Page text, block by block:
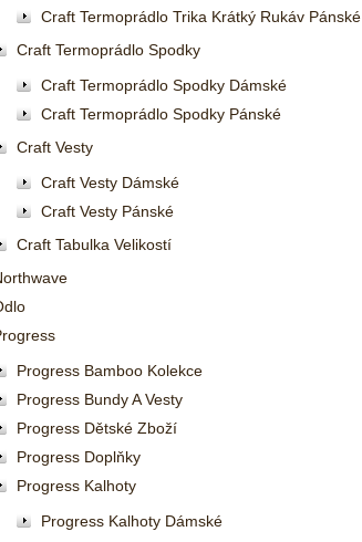
Craft Termoprádlo Trika Krátký Rukáv Pánské
Craft Termoprádlo Spodky
Craft Termoprádlo Spodky Dámské
Craft Termoprádlo Spodky Pánské
Craft Vesty
Craft Vesty Dámské
Craft Vesty Pánské
Craft Tabulka Velikostí
Progress Bamboo Kolekce
Progress Bundy A Vesty
Progress Dětské Zboží
Progress Doplňky
Progress Kalhoty
Progress Kalhoty Dámské